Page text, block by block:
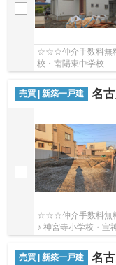
☆☆☆仲介手数料無
校・南陽東中学校
売買 | 新築一戸建 名古屋市
☆☆☆仲介手数料無
♪ 神宮寺小学校・宝
売買 | 新築一戸建 名古屋